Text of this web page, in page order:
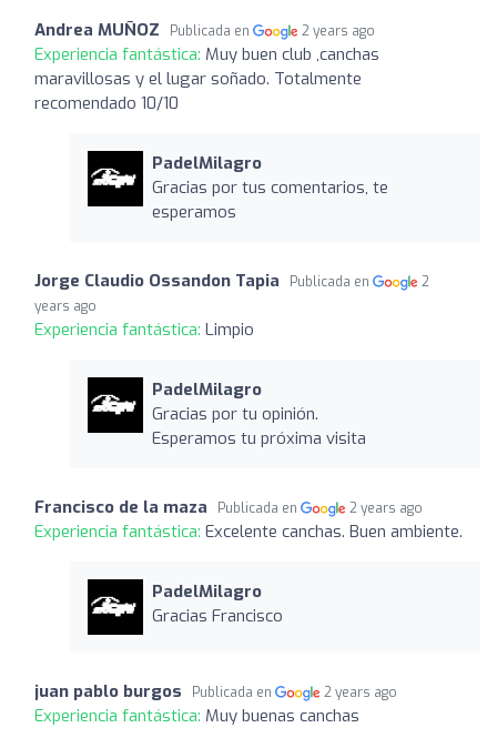
Andrea MUÑOZ Publicada en 2 years ago
Experiencia fantástica: Muy buen club ,canchas
maravillosas y el lugar soñado. Totalmente
recomendado 10/10
PadelMilagro
Gracias por tus comentarios, te
esperamos
Jorge Claudio Ossandon Tapia Publicada en
2
years ago
Experiencia fantástica: Limpio
PadelMilagro
Gracias por tu opinión.
Esperamos tu próxima visita
Francisco de la maza Publicada en 2 years ago
Experiencia fantástica: Excelente canchas. Buen ambiente.
PadelMilagro
Gracias Francisco
juan pablo burgos Publicada en 2 years ago
Experiencia fantástica: Muy buenas canchas